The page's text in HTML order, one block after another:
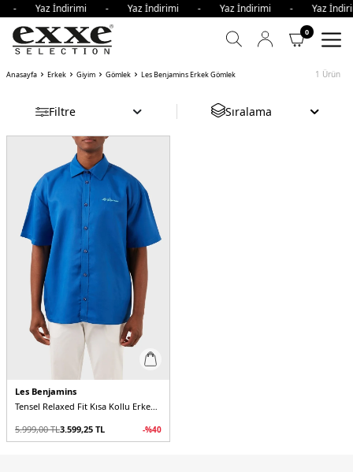
- Yaz İndirimi - Yaz İndirimi - Yaz İndirimi -
0
Anasayfa Erkek Giyim Gömlek Les Benjamins Erkek Gömlek 1 Ürün
Filtre Sıralama
Les Benjamins
Tensel Relaxed Fit Kısa Kollu Erkek Gömlek
5.999,00TL3.599,25 TL -%40